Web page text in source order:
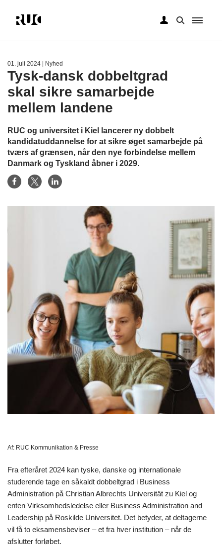
01. juli 2024 | Nyhed
Tysk-dansk dobbeltgrad
skal sikre samarbejde
mellem landene
RUC og universitet i Kiel lancerer ny dobbelt
kandidatuddannelse for at sikre øget samarbejde på
tværs af grænsen, når den nye forbindelse mellem
Danmark og Tyskland åbner i 2029.
Af: RUC Kommunikation & Presse
Fra efteråret 2024 kan tyske, danske og internationale
studerende tage en såkaldt dobbeltgrad i Business
Administration på Christian Albrechts Universität zu Kiel og
enten Virksomhedsledelse eller Business Administration and
Leadership på Roskilde Universitet. Det betyder, at deltagerne
vil få to eksamensbeviser – et fra hver institution – når de
afslutter forløbet.